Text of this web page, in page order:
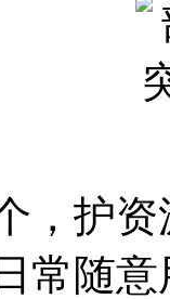
护资
常随意